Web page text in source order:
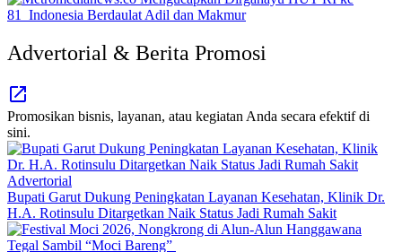
Advertorial & Berita Promosi
Promosikan bisnis, layanan, atau kegiatan Anda secara efektif di
sini.
Advertorial
Bupati Garut Dukung Peningkatan Layanan Kesehatan, Klinik Dr.
H.A. Rotinsulu Ditargetkan Naik Status Jadi Rumah Sakit